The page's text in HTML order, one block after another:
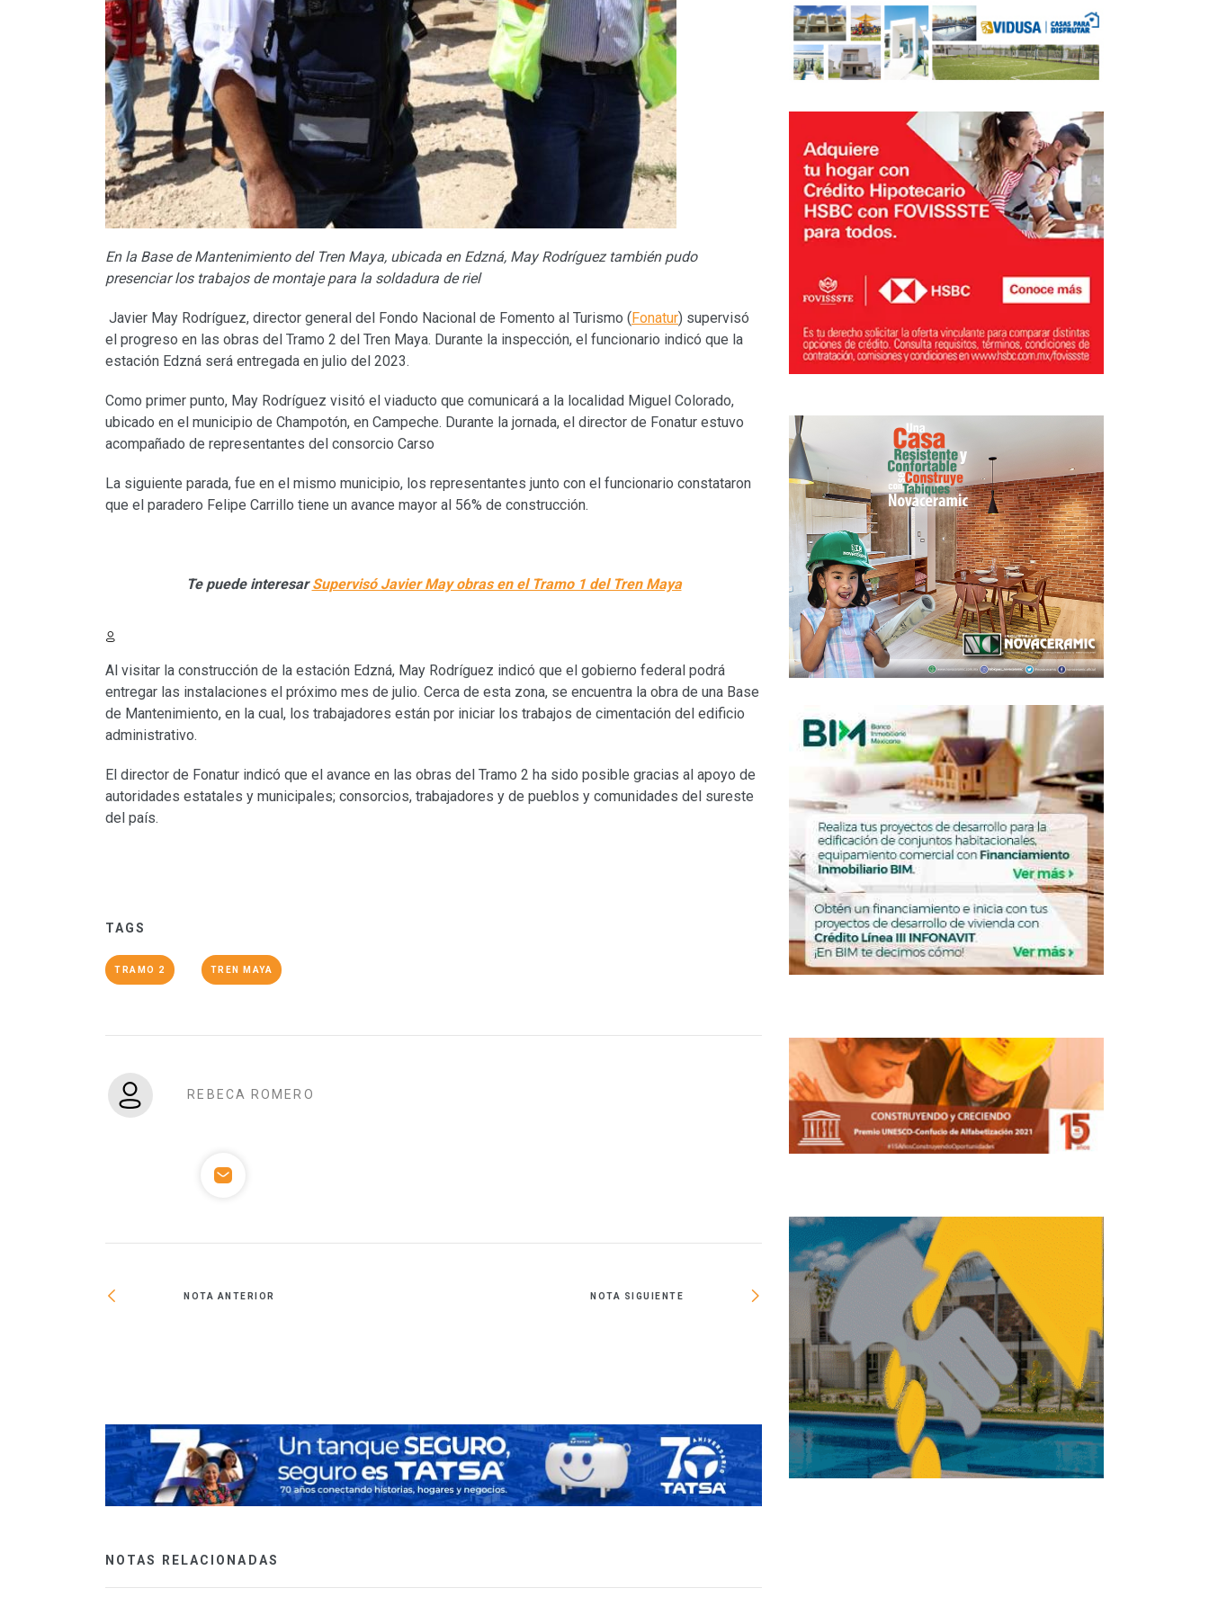
En la Base de Mantenimiento del Tren Maya, ubicada en Edzná, May Rodríguez también pudo
presenciar los trabajos de montaje para la soldadura de riel
Javier May Rodríguez, director general del Fondo Nacional de Fomento al Turismo ( Fonatur) supervisó
el progreso en las obras del Tramo 2 del Tren Maya. Durante la inspección, el funcionario indicó que la
estación Edzná será entregada en julio del 2023.
Como primer punto, May Rodríguez visitó el viaducto que comunicará a la localidad Miguel Colorado,
ubicado en el municipio de Champotón, en Campeche. Durante la jornada, el director de Fonatur estuvo
acompañado de representantes del consorcio Carso
La siguiente parada, fue en el mismo municipio, los representantes junto con el funcionario constataron
que el paradero Felipe Carrillo tiene un avance mayor al 56% de construcción.
Te puede interesarSupervisó Javier May obras en el Tramo 1 del Tren Maya
Al visitar la construcción de la estación Edzná, May Rodríguez indicó que el gobierno federal podrá
entregar las instalaciones el próximo mes de julio. Cerca de esta zona, se encuentra la obra de una Base
de Mantenimiento, en la cual, los trabajadores están por iniciar los trabajos de cimentación del edificio
administrativo.
El director de Fonatur indicó que el avance en las obras del Tramo 2 ha sido posible gracias al apoyo de
autoridades estatales y municipales; consorcios, trabajadores y de pueblos y comunidades del sureste
del país.
TAGS
TRAMO 2 TREN MAYA
REBECA ROMERO
NOTA ANTERIOR NOTA SIGUIENTE
Privacidad y exclusividad en oficinas:
persianas
NOTAS RELACIONADAS